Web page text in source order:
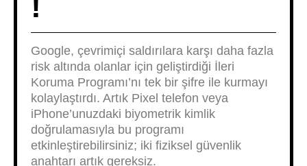
Google, çevrimiçi saldırılara karşı daha fazla
risk altında olanlar için geliştirdiği İleri
Koruma Programı’nı tek bir şifre ile kurmayı
kolaylaştırdı. Artık Pixel telefon veya
iPhone’unuzdaki biyometrik kimlik
doğrulamasıyla bu programı
etkinleştirebilirsiniz; iki fiziksel güvenlik
anahtarı artık gereksiz.